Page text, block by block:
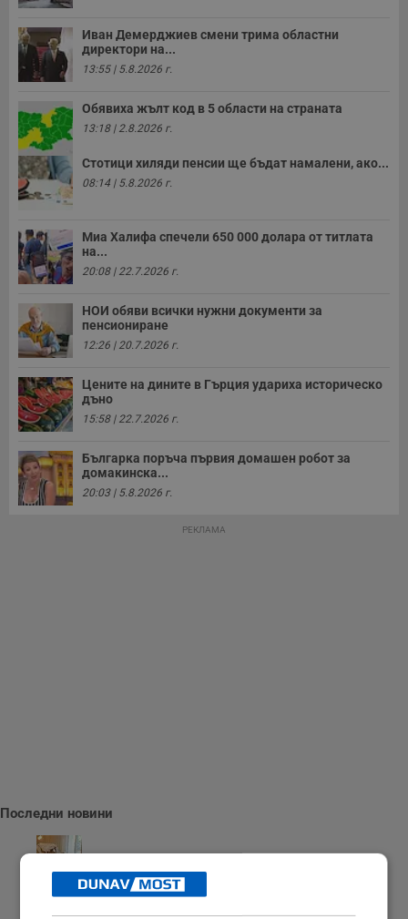
Иван Демерджиев смени трима областни
директори на...
13:55 | 5.8.2026 г.
Обявиха жълт код в 5 области на страната
13:18 | 2.8.2026 г.
Стотици хиляди пенсии ще бъдат намалени, ако...
08:14 | 5.8.2026 г.
Миа Халифа спечели 650 000 долара от титлата
на...
20:08 | 22.7.2026 г.
НОИ обяви всички нужни документи за
пенсиониране
12:26 | 20.7.2026 г.
Цените на дините в Гърция удариха историческо
дъно
15:58 | 22.7.2026 г.
Българка поръча първия домашен робот за
домакинска...
20:03 | 5.8.2026 г.
РЕКЛАМА
Последни новини